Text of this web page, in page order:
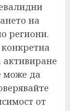
на
региони.
активиране
може да
от